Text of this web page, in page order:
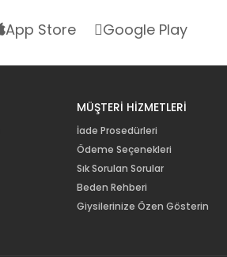
App Store Google Play
MÜŞTERİ HİZMETLERİ
İade Prosedürleri
Ödeme Seçenekleri
Sık Sorulan Sorular
Beden Rehberi
Giysilerinize Özen Gösterin